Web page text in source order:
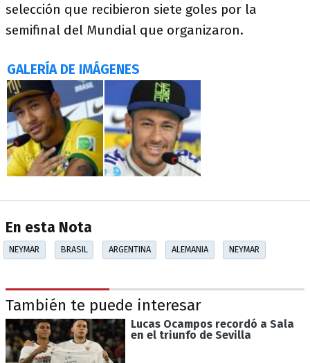
selección que recibieron siete goles por la
semifinal del Mundial que organizaron.
GALERÍA DE IMÁGENES
En esta Nota
NEYMAR BRASIL ARGENTINA ALEMANIA NEYMAR
También te puede interesar
Lucas Ocampos recordó a Sala
en el triunfo de Sevilla